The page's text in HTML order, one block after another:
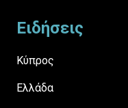
Ειδήσεις
Κύπρος
Ελλάδα